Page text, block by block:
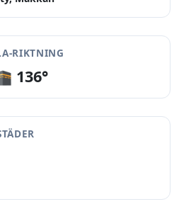
RIKTNING
136°